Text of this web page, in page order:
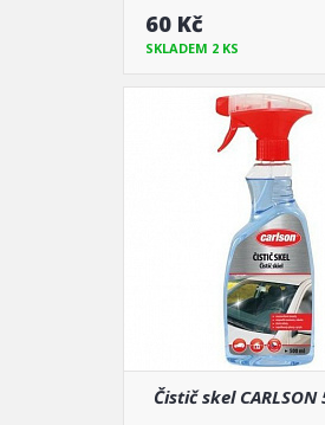
60 Kč
SKLADEM 2 KS
Čistič skel CARLSON